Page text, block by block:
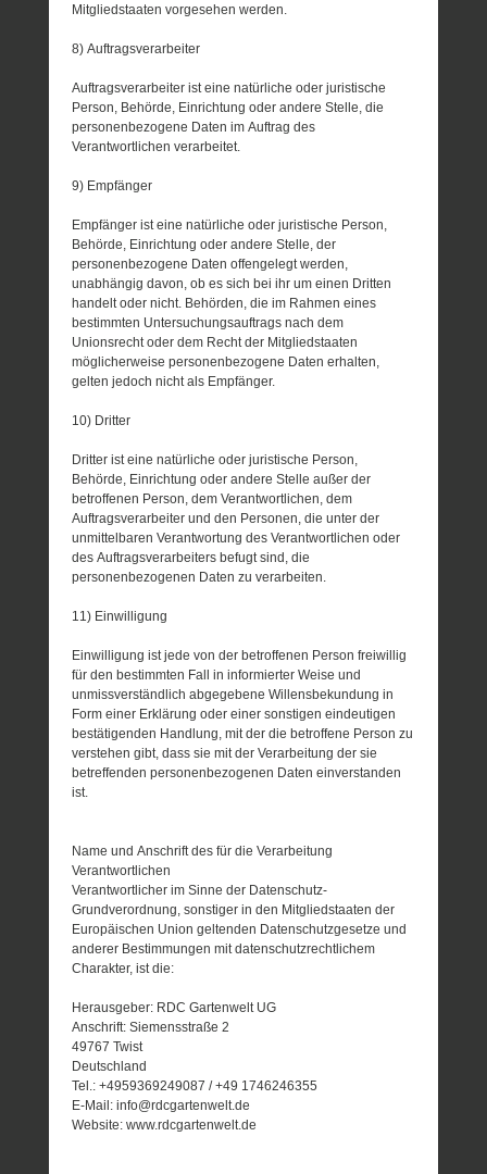
Mitgliedstaaten vorgesehen werden.
8) Auftragsverarbeiter
Auftragsverarbeiter ist eine natürliche oder juristische
Person, Behörde, Einrichtung oder andere Stelle, die
personenbezogene Daten im Auftrag des
Verantwortlichen verarbeitet.
9) Empfänger
Empfänger ist eine natürliche oder juristische Person,
Behörde, Einrichtung oder andere Stelle, der
personenbezogene Daten offengelegt werden,
unabhängig davon, ob es sich bei ihr um einen Dritten
handelt oder nicht. Behörden, die im Rahmen eines
bestimmten Untersuchungsauftrags nach dem
Unionsrecht oder dem Recht der Mitgliedstaaten
möglicherweise personenbezogene Daten erhalten,
gelten jedoch nicht als Empfänger.
10) Dritter
Dritter ist eine natürliche oder juristische Person,
Behörde, Einrichtung oder andere Stelle außer der
betroffenen Person, dem Verantwortlichen, dem
Auftragsverarbeiter und den Personen, die unter der
unmittelbaren Verantwortung des Verantwortlichen oder
des Auftragsverarbeiters befugt sind, die
personenbezogenen Daten zu verarbeiten.
11) Einwilligung
Einwilligung ist jede von der betroffenen Person freiwillig
für den bestimmten Fall in informierter Weise und
unmissverständlich abgegebene Willensbekundung in
Form einer Erklärung oder einer sonstigen eindeutigen
bestätigenden Handlung, mit der die betroffene Person zu
verstehen gibt, dass sie mit der Verarbeitung der sie
betreffenden personenbezogenen Daten einverstanden
ist.
Name und Anschrift des für die Verarbeitung
Verantwortlichen
Verantwortlicher im Sinne der Datenschutz-
Grundverordnung, sonstiger in den Mitgliedstaaten der
Europäischen Union geltenden Datenschutzgesetze und
anderer Bestimmungen mit datenschutzrechtlichem
Charakter, ist die:
Herausgeber: RDC Gartenwelt UG
Anschrift: Siemensstraße 2
49767 Twist
Deutschland
Tel.: +4959369249087 / +49 1746246355
E-Mail: info@rdcgartenwelt.de
Website: www.rdcgartenwelt.de